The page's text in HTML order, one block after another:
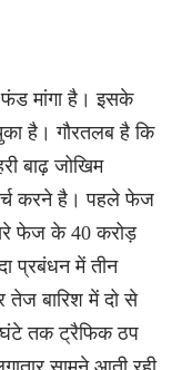
मांगा है। इसके
है। गौरतलब है कि
बाढ़ जोखिम
करने है। पहले फेज
फेज के 40 करोड़
प्रबंधन में तीन
तेज बारिश में दो से
घंटे तक ट्रैफिक ठप